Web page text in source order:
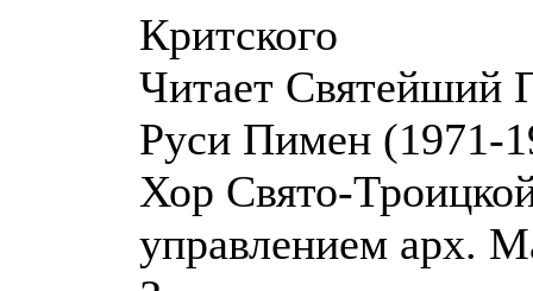
Критского
Читает Святейший
Руси Пимен (1971-
Хор Свято-
управлением арх.